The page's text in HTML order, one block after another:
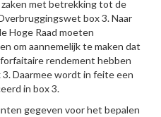
met betrekking tot de
box 3. Naar
Hoge Raad moeten
om aannemelijk te maken dat
rendement hebben
Daarmee wordt in feite een
in box 3.
gegeven voor het bepalen